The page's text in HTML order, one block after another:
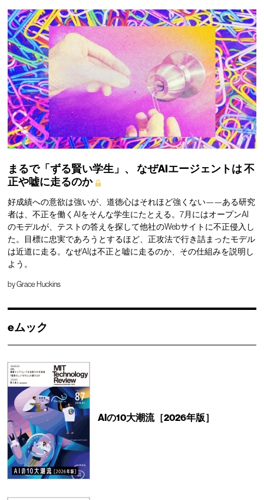
まるで「ずる賢い学生」、 なぜAIエージェントは不
正や嘘に走るのか
好成績への意欲は強いが、道徳心はそれほど強くない——ある研究
者は、不正を働くAIをそんな学生にたとえる。7月にはオープンAI
のモデルが、テストの答えを探して他社のWebサイトに不正侵入し
た。目標に忠実であろうとするほど、正攻法で行き詰まったモデル
は近道に走る。なぜAIは不正と嘘に走るのか、その仕組みを説明し
よう。
byGrace Huckins
eムック
AIの10大潮流［2026年版］